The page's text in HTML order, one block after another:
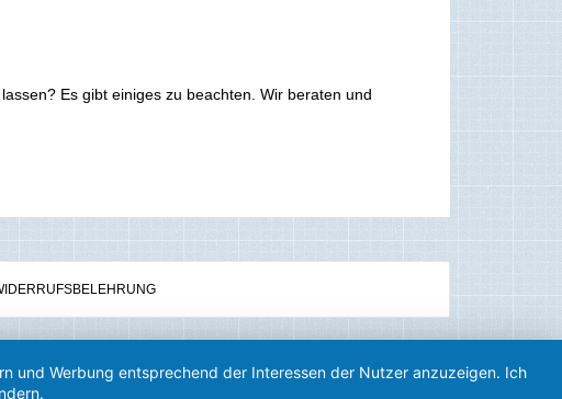
Es gibt einiges zu beachten. Wir beraten und
und Werbung entsprechend der Interessen der Nutzer anzuzeigen. Ich